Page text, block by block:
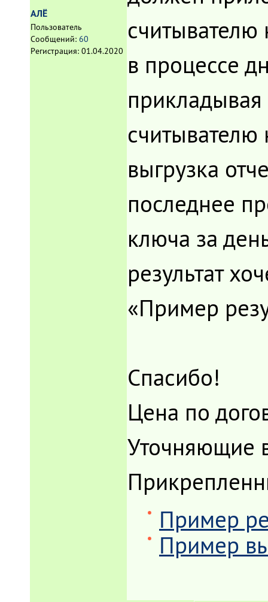
АЛЁ
Пользователь
Сообщений: 60
Регистрация: 01.04.2020
считывателю
в процессе
выгрузка
последнее
ключа за
результат
«Пример
Спасибо!
Цена по
Уточняющие
Пример
Пример